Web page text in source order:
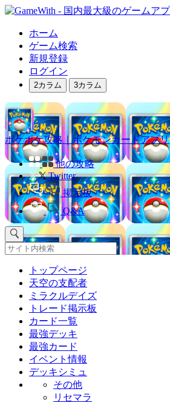
ホーム
ゲーム検索
新規登録
ログイン
2カラム 3カラム
ポケポケ攻略｜ポケモンカードアプリ
他の攻略
Twitter
掲示板
Q&A
トップページ
天空の支配者
ミラクルデイズ
トレード掲示板
カード一覧
最強デッキ
最強カード
イベント情報
デッキシミュ
その他
リセマラ